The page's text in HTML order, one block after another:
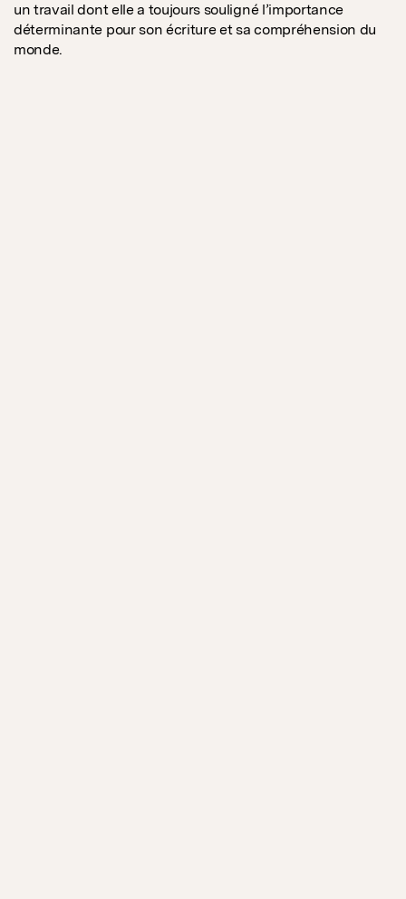
un travail dont elle a toujours souligné l’importance
déterminante pour son écriture et sa compréhension du
monde.